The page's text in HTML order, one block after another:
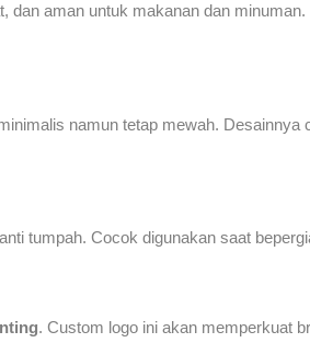
dan aman untuk makanan dan
namun tetap mewah.
tumpah. Cocok digunakan saat
. Custom logo ini akan memperkuat